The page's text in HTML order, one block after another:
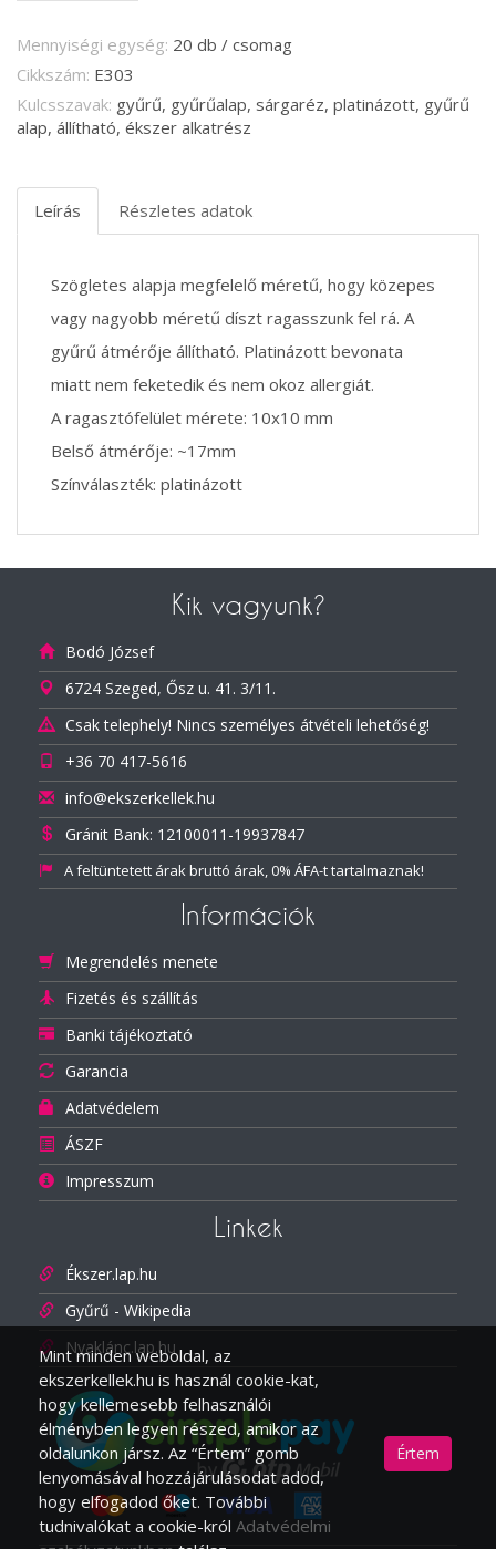
Mennyiségi egység: 20 db / csomag
Cikkszám: E303
Kulcsszavak: gyűrű, gyűrűalap, sárgaréz, platinázott, gyűrű
alap, állítható, ékszer alkatrész
Leírás Részletes adatok
Szögletes alapja megfelelő méretű, hogy közepes
vagy nagyobb méretű díszt ragasszunk fel rá. A
gyűrű átmérője állítható. Platinázott bevonata
miatt nem feketedik és nem okoz allergiát.
A ragasztófelület mérete: 10x10 mm
Belső átmérője: ~17mm
Színválaszték: platinázott
Kik vagyunk?
Bodó József
6724 Szeged, Ősz u. 41. 3/11.
Csak telephely! Nincs személyes átvételi lehetőség!
+36 70 417-5616
info@ekszerkellek.hu
Gránit Bank: 12100011-19937847
A feltüntetett árak bruttó árak, 0% ÁFA-t tartalmaznak!
Információk
Megrendelés menete
Fizetés és szállítás
Banki tájékoztató
Garancia
Adatvédelem
ÁSZF
Impresszum
Linkek
Ékszer.lap.hu
Gyűrű - Wikipedia
Nyaklánc.lap.hu
Mint minden weboldal, az
ekszerkellek.hu is használ cookie-kat,
hogy kellemesebb felhasználói
élményben legyen részed, amikor az
oldalunkon jársz. Az “Értem” gomb
lenyomásával hozzájárulásodat adod,
hogy elfogadod őket. További
tudnivalókat a cookie-król Adatvédelmi
Értem